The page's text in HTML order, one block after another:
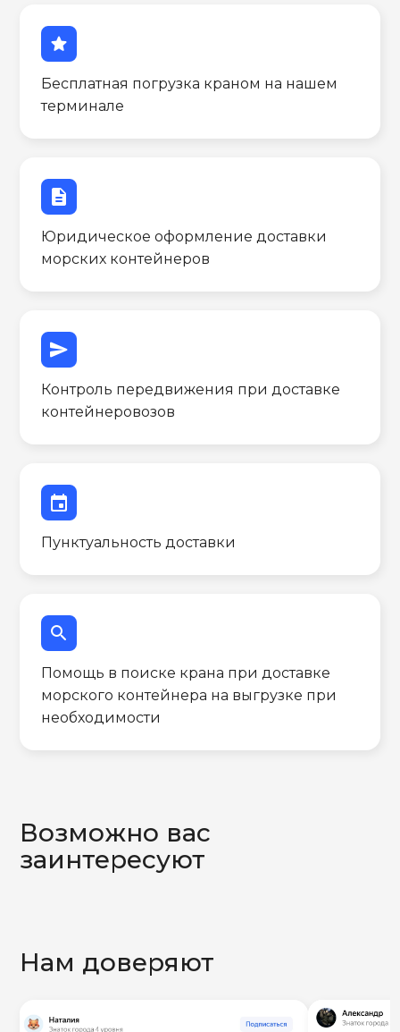
star
Бесплатная погрузка краном на нашем
терминале
description
Юридическое оформление доставки
морских контейнеров
send
Контроль передвижения при доставке
контейнеровозов
event
Пунктуальность доставки
search
Помощь в поиске крана при доставке
морского контейнера на выгрузке при
необходимости
Возможно вас
заинтересуют
Нам доверяют